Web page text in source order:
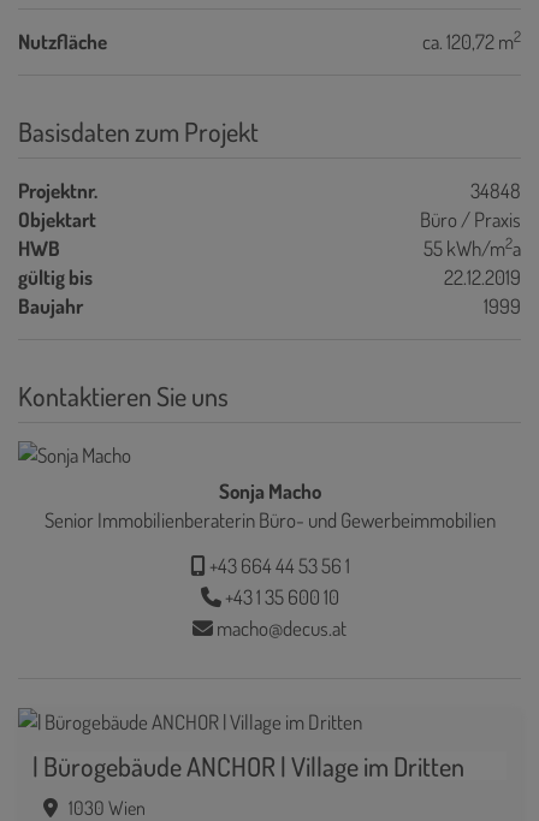
Nutzfläche ca. 120,72 m2
Basisdaten zum Projekt
Projektnr.
34848
Objektart
Büro / Praxis
HWB
55 kWh/m2a
gültig bis
22.12.2019
Baujahr
1999
Kontaktieren Sie uns
Sonja Macho
Senior Immobilienberaterin Büro- und Gewerbeimmobilien
+43 664 44 53 56 1
+43 1 35 600 10
macho@decus.at
| Bürogebäude ANCHOR | Village im Dritten
1030 Wien